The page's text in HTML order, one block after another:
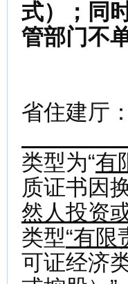
式）；同
管部门不
省住建厅：
类型为“有
质证书因
然人投资
类型“有限
可证经济